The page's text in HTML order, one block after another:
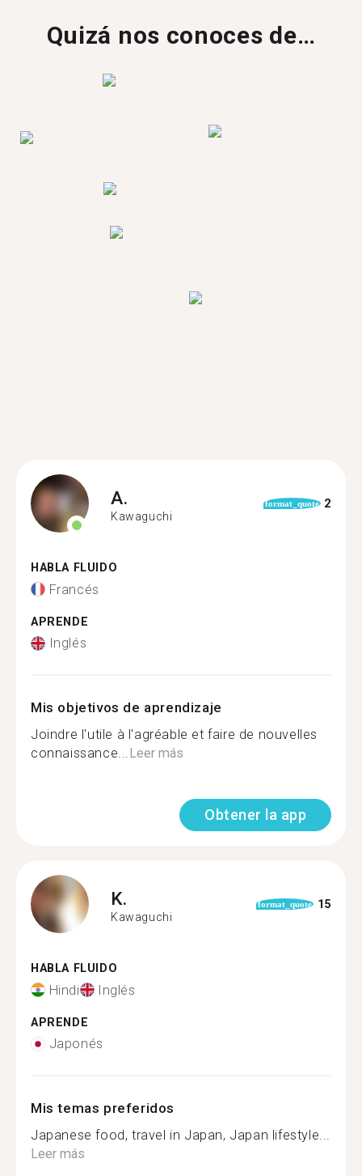
Quizá nos conoces de…
A.
Kawaguchi
format_quote 2
HABLA FLUIDO
Francés
APRENDE
Inglés
Mis objetivos de aprendizaje
Joindre l'utile à l'agréable et faire de nouvelles
connaissance...Leer más
Obtener la app
K.
Kawaguchi
format_quote 15
HABLA FLUIDO
Hindi Inglés
APRENDE
Japonés
Mis temas preferidos
Japanese food, travel in Japan, Japan lifestyle...
Leer más